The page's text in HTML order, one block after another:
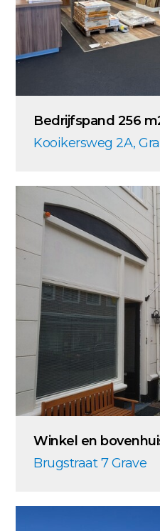
Bedrijfspand 256
Kooikersweg 2A,
Winkel en
Brugstraat 7 Grave